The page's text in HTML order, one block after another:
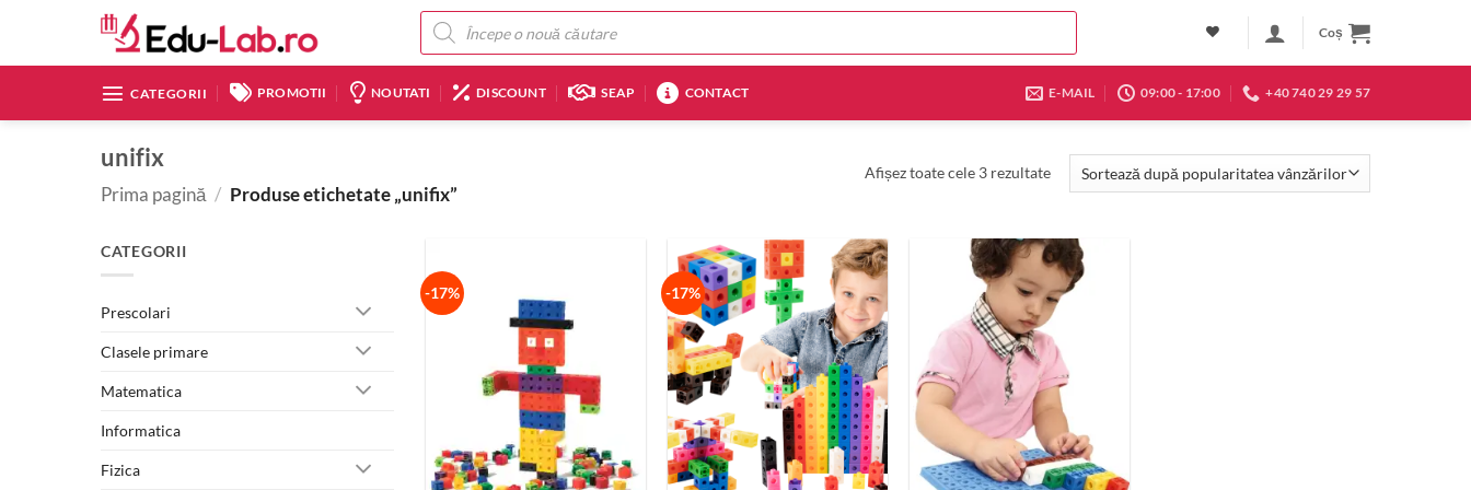
content
Products
search
Coș
CATEGORII PROMOTII NOUTATI DISCOUNT SEAP CONTACT E-MAIL 09:00 - 17:00 +40 740 29 29 57
unifix
Prima pagină / Produse etichetate „unifix”
Afișez toate cele 3 rezultateSortat
după
CATEGORII
Prescolari
Clasele primare
Matematica
Informatica
Fizica
-17%
+
-17%
+ +